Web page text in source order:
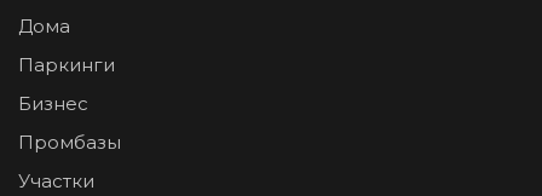
Дома
Паркинги
Бизнес
Промбазы
Участки